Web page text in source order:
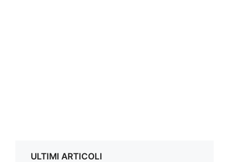
ULTIMI ARTICOLI